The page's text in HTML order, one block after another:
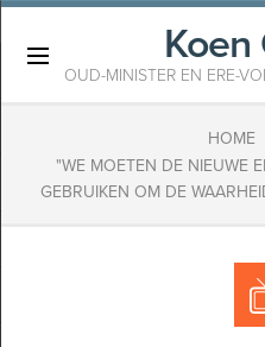
Koen
OUD-MINISTER EN ERE-
HOME
"WE MOETEN DE NIEUWE
GEBRUIKEN OM DE